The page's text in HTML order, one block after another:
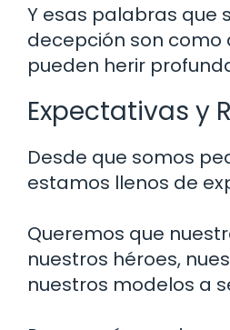
Y esas palabras que
decepción son como
pueden herir
Expectativas y
Desde que somos
estamos llenos de
Queremos que
nuestros héroes,
nuestros modelos a